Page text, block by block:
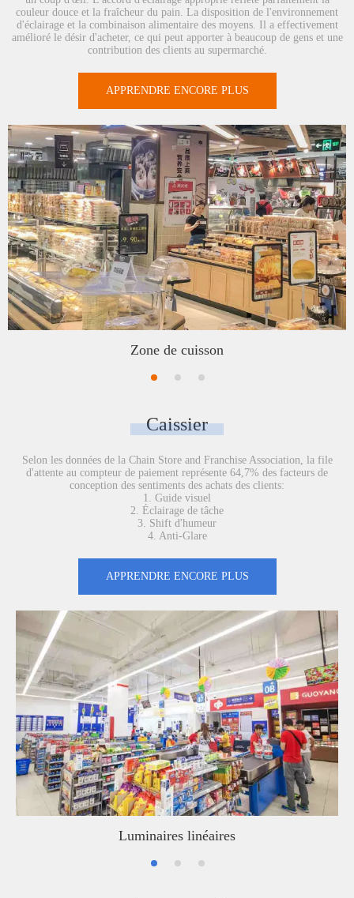
couleur douce et la fraîcheur du pain. La disposition de l'environnement
d'éclairage et la combinaison alimentaire des moyens. Il a effectivement
amélioré le désir d'acheter, ce qui peut apporter à beaucoup de gens et une
contribution des clients au supermarché.
APPRENDRE ENCORE PLUS
Zone de cuisson
Caissier
Selon les données de la Chain Store and Franchise Association, la file
d'attente au compteur de paiement représente 64,7% des facteurs de
conception des sentiments des achats des clients:
1. Guide visuel
2. Éclairage de tâche
3. Shift d'humeur
4. Anti-Glare
APPRENDRE ENCORE PLUS
Luminaires linéaires